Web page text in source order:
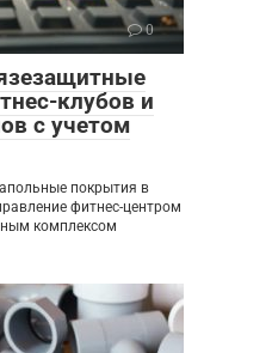
0
клубов и
с учетом
покрытия в
фитнес-центром
комплексом